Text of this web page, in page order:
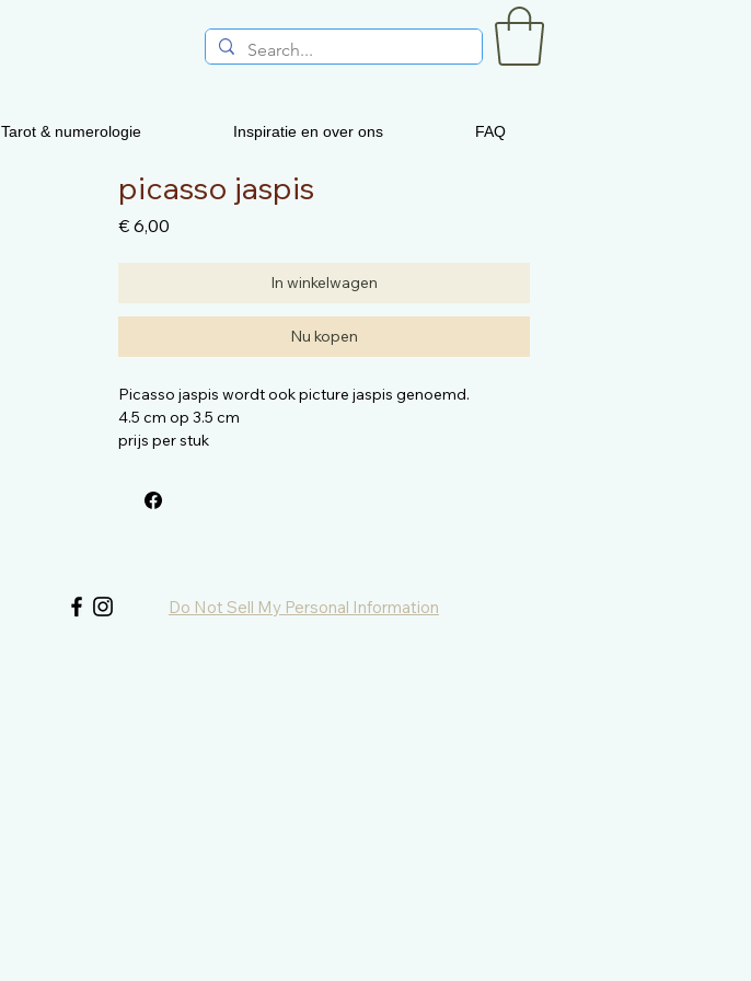
Tarot & numerologie Inspiratie en over ons FAQ
picasso jaspis
€ 6,00
In winkelwagen
Nu kopen
Picasso jaspis wordt ook picture jaspis genoemd.
4.5 cm op 3.5 cm
prijs per stuk
De edelsteen die je aankoopt kan verschillen met deze
Do Not Sell My Personal Information